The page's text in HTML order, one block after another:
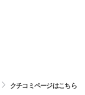
クチコミページはこちら